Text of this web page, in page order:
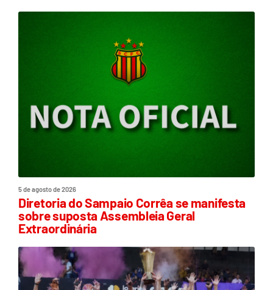
5 de agosto de 2026
Diretoria do Sampaio Corrêa se manifesta
sobre suposta Assembleia Geral
Extraordinária